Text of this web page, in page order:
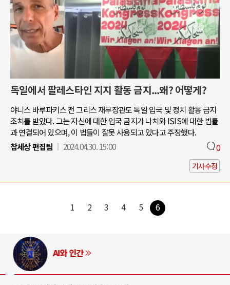
독일에서 팔레스타인 지지 활동 금지...왜? 어떻게?
야니스 바루파키스 전 그리스 재무장관도 독일 입국 및 정치 활동 금지
조치를 받았다. 그는 자신에 대한 입국 금지가 나치와 ISIS에 대한 법률
과 연결되어 있으며, 이 법들이 잘못 사용되고 있다고 주장했다.
참세상 편집팀
2024.04.30. 15:00 0
기사수정
1 2 3 4 5 6
AI와 인간